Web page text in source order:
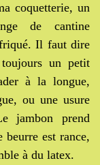
coquetterie, un
de cantine
Il faut dire
un petit
à la longue,
ou une usure
jambon prend
est rance,
à du latex.